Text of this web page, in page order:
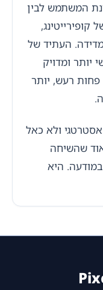
המשתמש לבין
העתיד של
יותר ומדויק
רעש, יותר
ולא כאל
שהשיחה
היא